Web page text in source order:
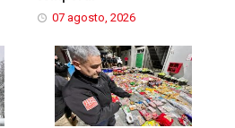
07 agosto, 2026